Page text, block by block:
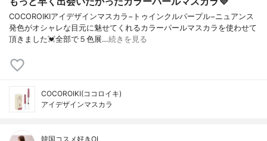
COCOROIKIアイデザインマスカラ−トゥインクルパープル−ニュアンス
発色がオシャレな目元に魅せてくれるカラーパールマスカラを使わせて
頂きました💓全部で５色展…続きを見る
COCOROIKI(ココロイキ)
アイデザインマスカラ
韓国コスメ好きOL